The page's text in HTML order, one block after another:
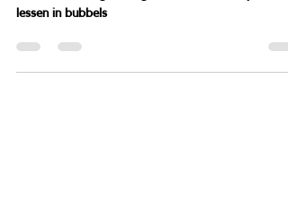
Nieuwe maatregelen ingaande 1 feb - heropstart